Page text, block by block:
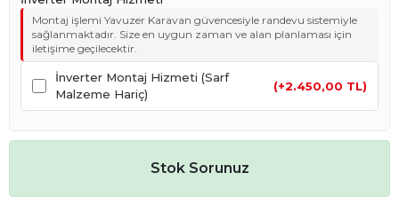
Montaj işlemi Yavuzer Karavan güvencesiyle randevu sistemiyle
sağlanmaktadır. Size en uygun zaman ve alan planlaması için
iletişime geçilecektir.
İnverter Montaj Hizmeti (Sarf
Malzeme Hariç)
(+2.450,00 TL)
Stok Sorunuz